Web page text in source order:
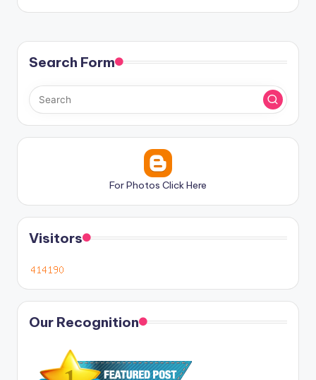
Search Form
For Photos Click Here
Visitors
Our Recognition